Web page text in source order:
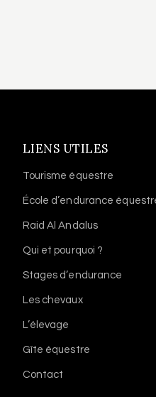
LIENS UTILES
Tourisme équestre
École d’endurance
Raid Al Andalus
Qui et pourquoi ?
Stages d’endurance
Les chevaux
L’élevage
Gîte équestre
Contact